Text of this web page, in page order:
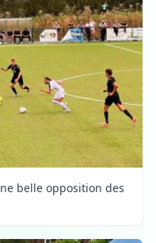
belle opposition des